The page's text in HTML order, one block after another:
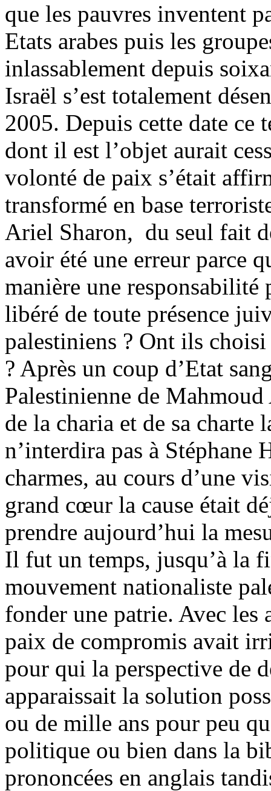
que les pauvres inventent
Etats arabes puis les
inlassablement depuis
Israël s’est totalement
2005. Depuis cette date
dont il est l’objet aurait
volonté de paix s’était
transformé en base
Ariel Sharon, du seul fait
avoir été une erreur parce
manière une
libéré de toute présence
palestiniens ? Ont ils
? Après un coup d’Etat
Palestinienne de
de la charia et de sa
n’interdira pas à Stéphane
charmes, au cours d’une
grand cœur la cause était
prendre aujourd’hui la
Il fut un temps, jusqu’à la
mouvement nationaliste
fonder une patrie. Avec les
paix de compromis avait
pour qui la perspective de
apparaissait la solution
ou de mille ans pour peu
politique ou bien dans la
prononcées en anglais